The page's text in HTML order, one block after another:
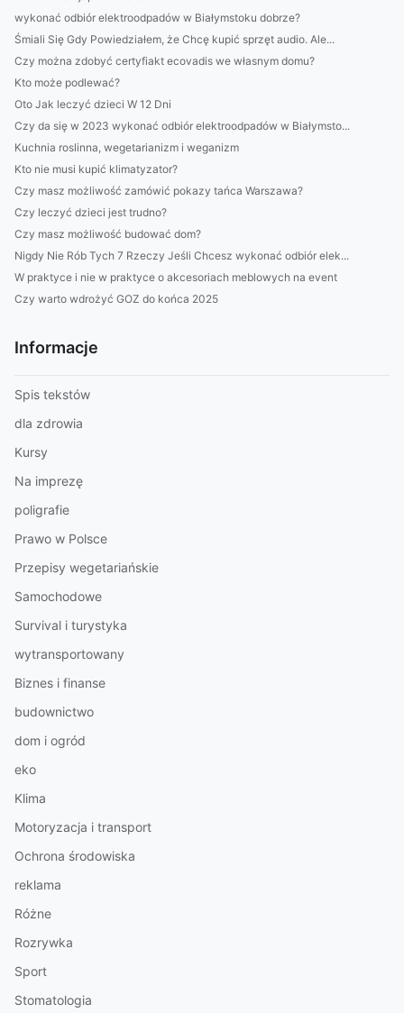
wykonać odbiór elektroodpadów w Białymstoku dobrze?
Śmiali Się Gdy Powiedziałem, że Chcę kupić sprzęt audio. Ale...
Czy można zdobyć certyfiakt ecovadis we własnym domu?
Kto może podlewać?
Oto Jak leczyć dzieci W 12 Dni
Czy da się w 2023 wykonać odbiór elektroodpadów w Białymsto...
Kuchnia roslinna, wegetarianizm i weganizm
Kto nie musi kupić klimatyzator?
Czy masz możliwość zamówić pokazy tańca Warszawa?
Czy leczyć dzieci jest trudno?
Czy masz możliwość budować dom?
Nigdy Nie Rób Tych 7 Rzeczy Jeśli Chcesz wykonać odbiór elek...
W praktyce i nie w praktyce o akcesoriach meblowych na event
Czy warto wdrożyć GOZ do końca 2025
Informacje
Spis tekstów
dla zdrowia
Kursy
Na imprezę
poligrafie
Prawo w Polsce
Przepisy wegetariańskie
Samochodowe
Survival i turystyka
wytransportowany
Biznes i finanse
budownictwo
dom i ogród
eko
Klima
Motoryzacja i transport
Ochrona środowiska
reklama
Różne
Rozrywka
Sport
Stomatologia